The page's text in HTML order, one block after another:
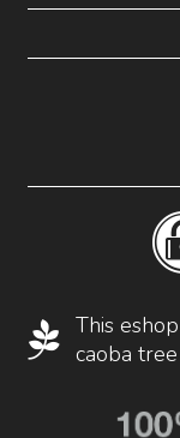
This
caoba